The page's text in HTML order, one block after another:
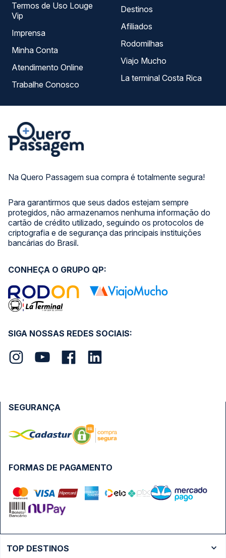
Na Quero Passagem sua compra é totalmente segura!
Para garantirmos que seus dados estejam sempre
protegidos, não armazenamos nenhuma informação do
cartão de crédito utilizado, seguindo os protocolos de
criptografia e de segurança das principais instituições
bancárias do Brasil.
Termos de Uso Louge
Vip
Imprensa
Minha Conta
Atendimento Online
Trabalhe Conosco
Destinos
Afiliados
Rodomilhas
Viajo Mucho
La terminal Costa Rica
SIGA NOSSAS REDES SOCIAIS:
CONHEÇA O GRUPO QP:
FORMAS DE PAGAMENTO
SEGURANÇA
TOP DESTINOS